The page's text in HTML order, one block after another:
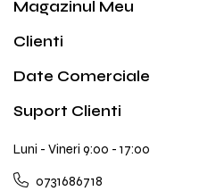
Magazinul Meu
Clienti
Date Comerciale
Suport Clienti
Luni - Vineri 9:00 - 17:00
0731686718